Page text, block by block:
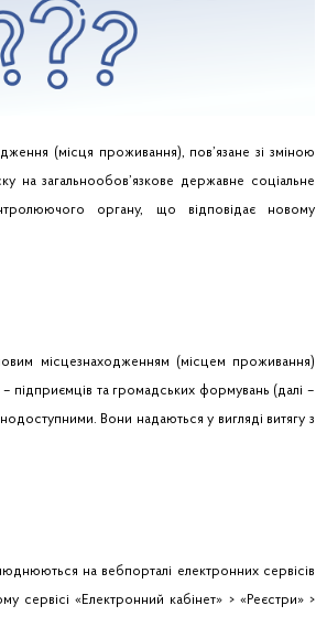
(місця проживання), пов’язане зі зміною
на загальнообов’язкове державне соціальне
органу, що відповідає новому
місцезнаходженням (місцем проживання)
та громадських формувань (далі –
Вони надаються у вигляді витягу з
на вебпорталі електронних сервісів
сервісі «Електронний кабінет» > «Реєстри» >